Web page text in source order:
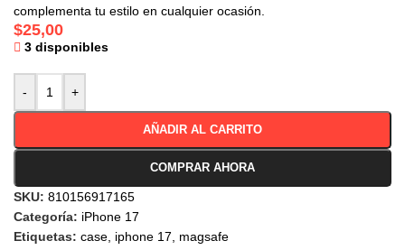
complementa tu estilo en cualquier ocasión.
$25,00
3 disponibles
- +
AÑADIR AL CARRITO
COMPRAR AHORA
SKU: 810156917165
Categoría: iPhone 17
Etiquetas: case iphone 17
magsafe